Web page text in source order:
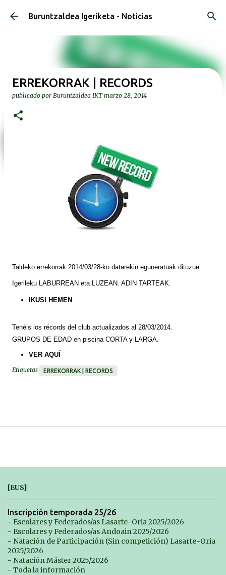
Ir al contenido principal
Buruntzaldea Igeriketa - Noticias
ERREKORRAK | RECORDS
publicado por Buruntzaldea IKT marzo 28, 2014
Taldeko errekorrak 2014/03/28-ko datarekin eguneratuak dituzue.
Igerileku LABURREAN eta LUZEAN. ADIN TARTEAK.
IKUSI HEMEN
Tenéis los récords del club actualizados al 28/03/2014.
GRUPOS DE EDAD en piscina CORTA y LARGA.
VERAQUÍ
Etiquetas ERREKORRAK | RECORDS
[EUS]
Inscripción temporada 25/26
- Escolares y Federados/as Lasarte-Oria 2025/2026
- Escolares y Federados/as Andoain 2025/2026
- Natación de Participación (Sin competición) Lasarte-Oria
2025/2026
- Natación Máster 2025/2026
- Toda la información